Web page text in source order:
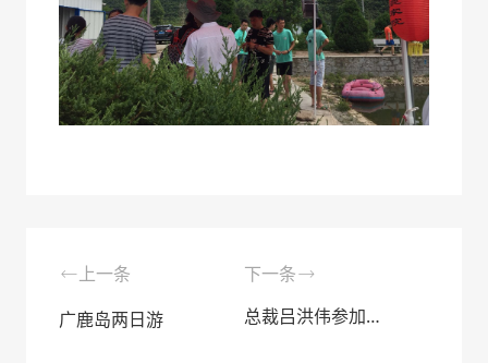
上一条
广鹿岛两日游
下一条
总裁吕洪伟参加WIFFA2019京津冀三口岸新春联谊会